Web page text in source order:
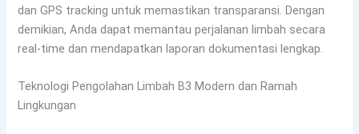
dan GPS tracking untuk memastikan transparansi. Dengan
demikian, Anda dapat memantau perjalanan limbah secara
real-time dan mendapatkan laporan dokumentasi lengkap.
Teknologi Pengolahan Limbah B3 Modern dan Ramah
Lingkungan